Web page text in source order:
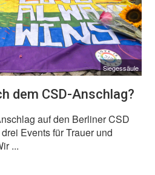
Siegessäule
dem CSD-Anschlag?
auf den Berliner CSD
Events für Trauer und
...